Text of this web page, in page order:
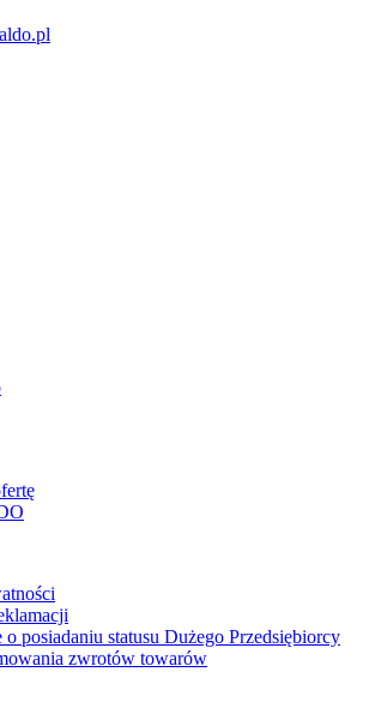
o posiadaniu statusu Dużego Przedsiębiorcy
zwrotów towarów